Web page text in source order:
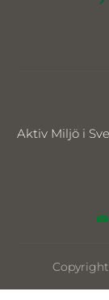
Aktiv Miljö i